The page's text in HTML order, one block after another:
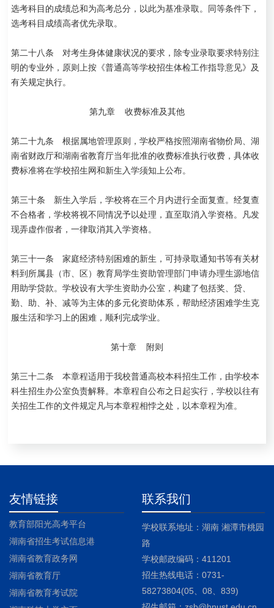
选考科目的成绩总和为高考总分，以此为基准录取。同等条件下，
选考科目成绩高者优先录取。
第二十八条 对考生身体健康状况的要求，除专业录取要求特别注
明的专业外，原则上按《普通高等学校招生体检工作指导意见》及
有关规定执行。
第九章 收费标准及其他
第二十九条 根据属地管理原则，学校严格按照湖南省物价局、湖
南省财政厅和湖南省教育厅当年批准的收费标准执行收费，具体收
费标准将在学校招生网和新生入学须知上公布。
第三十条 新生入学后，学校将在三个月内进行全面复查。经复查
不合格者，学校将视不同情况予以处理，直至取消入学资格。凡发
现弄虚作假者，一律取消其入学资格。
第三十一条 家庭经济特别困难的新生，可持录取通知书等有关材
料到所属县（市、区）教育局学生资助管理部门申请办理生源地信
用助学贷款。学校设有大学生资助办公室，构建了包括奖、贷、
勤、助、补、减等为主体的多元化资助体系，帮助经济困难学生克
服生活和学习上的困难，顺利完成学业。
第十章 附则
第三十二条 本章程适用于我校普通高校本科招生工作，由学校本
科生招生办公室负责解释。本章程自公布之日起实行，学校以往有
关招生工作的文件规定凡与本章程相悖之处，以本章程为准。
友情链接
教育部阳光高考平台
湖南省招生考试信息港
湖南省教育政务网
湖南省教育厅
湖南省教育考试院
联系我们
学校联系地址：湖南 湘潭市桃园
路
学校邮政编码：411201
招生热线电话：0731-
58273804(05、08、839)